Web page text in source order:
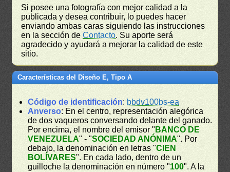
Si posee una fotografía con mejor calidad a la
publicada y desea contribuir, lo puedes hacer
enviando ambas caras siguiendo las instrucciones
en la sección deContacto. Su aporte será
agradecido y ayudará a mejorar la calidad de este
sitio.
Características del Diseño E, Tipo A
Código de identificación: bbdv100bs-ea
Anverso: En el centro, representación alegórica
de dos vaqueros conversando delante del ganado.
Por encima, el nombre del emisor " BANCO DE
VENEZUELA" - "SOCIEDAD ANÓNIMA". Por
debajo, la denominación en letras "CIEN
BOLÍVARES". En cada lado, dentro de un
guilloche la denominación en número "100". A la